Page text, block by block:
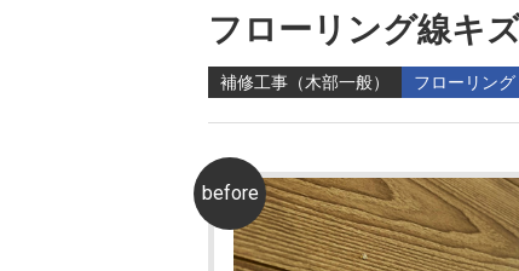
フローリング線キ
補修工事（木部一般） フローリング